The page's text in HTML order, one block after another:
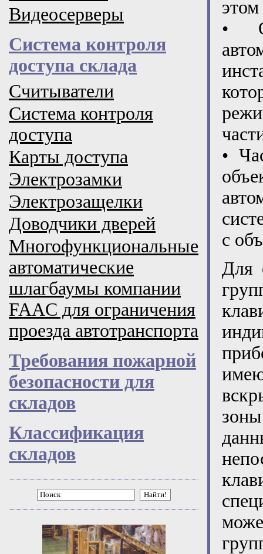
Видеосерверы
Система контроля
доступа склада
Считыватели
Система контроля
доступа
Карты доступа
Электрозамки
Электрозащелки
Доводчики дверей
Многофункциональные
автоматические
шлагбаумы компании
FAAC для ограничения
проезда автотранспорта
Требования пожарной
безопасности для
складов
Классификация
складов
Найти!
•
•
с
Для